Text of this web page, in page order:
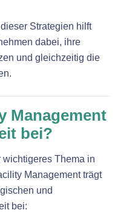
Strategien hilft
dabei, ihre
und gleichzeitig die
Management
bei?
Thema in
Management trägt
und
bei: